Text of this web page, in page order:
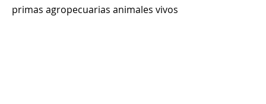
primas agropecuarias animales vivos